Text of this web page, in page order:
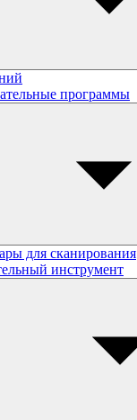
программы
для сканирования
инструмент